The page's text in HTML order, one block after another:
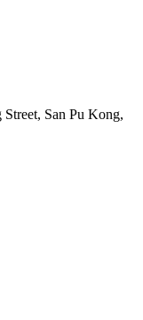
San Pu Kong,